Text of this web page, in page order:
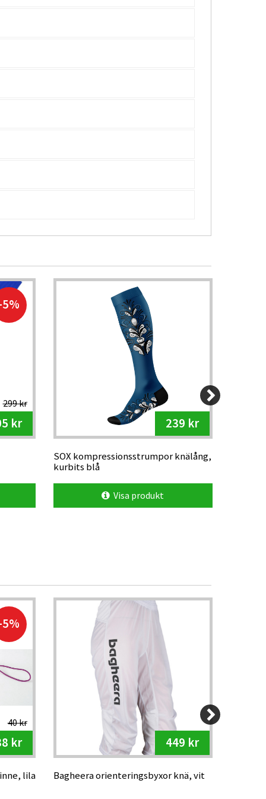
5%
299 kr
kr 239 kr
SOX kompressionsstrumpor knälång,
kurbits blå
Visa produkt
5%
40 kr
kr
lila
449 kr
Bagheera orienteringsbyxor knä, vit